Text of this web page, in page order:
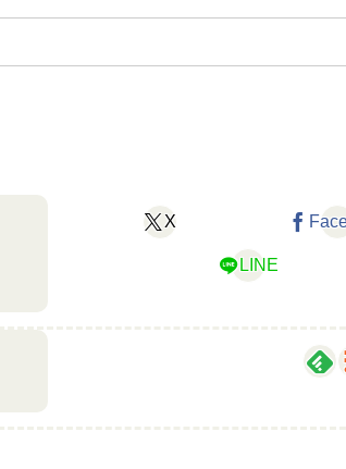
X
LINE